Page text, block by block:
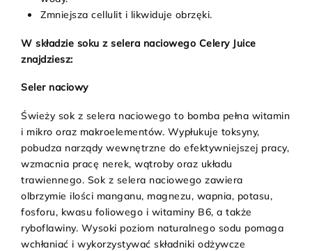
Zmniejsza cellulit i likwiduje obrzęki.
W składzie soku z selera naciowego Celery Juice
znajdziesz:
Seler naciowy
Świeży sok z selera naciowego to bomba pełna witamin
i mikro oraz makroelementów. Wypłukuje toksyny,
pobudza narządy wewnętrzne do efektywniejszej pracy,
wzmacnia pracę nerek, wątroby oraz układu
trawiennego. Sok z selera naciowego zawiera
olbrzymie ilości manganu, magnezu, wapnia, potasu,
fosforu, kwasu foliowego i witaminy B6, a także
ryboflawiny. Wysoki poziom naturalnego sodu pomaga
wchłaniać i wykorzystywać składniki odżywcze